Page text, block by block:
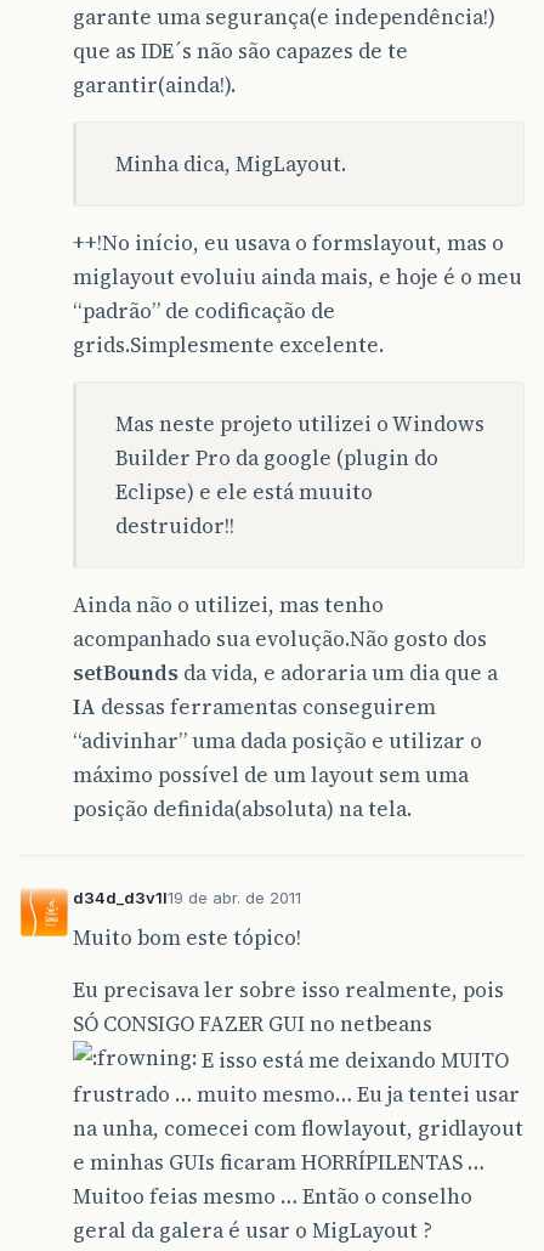
garante uma segurança(e independência!)
que as IDE´s não são capazes de te
garantir(ainda!).
Minha dica, MigLayout.
++!No início, eu usava o formslayout, mas o
miglayout evoluiu ainda mais, e hoje é o meu
“padrão” de codificação de
grids.Simplesmente excelente.
Mas neste projeto utilizei o Windows
Builder Pro da google (plugin do
Eclipse) e ele está muuito
destruidor!!
Ainda não o utilizei, mas tenho
acompanhado sua evolução.Não gosto dos
setBounds da vida, e adoraria um dia que a
IA dessas ferramentas conseguirem
“adivinhar” uma dada posição e utilizar o
máximo possível de um layout sem uma
posição definida(absoluta) na tela.
d34d_d3v1l19 de abr. de 2011
Muito bom este tópico!
Eu precisava ler sobre isso realmente, pois
SÓ CONSIGO FAZER GUI no netbeans
E isso está me deixando MUITO
frustrado … muito mesmo… Eu ja tentei usar
na unha, comecei com flowlayout, gridlayout
e minhas GUIs ficaram HORRÍPILENTAS …
Muitoo feias mesmo … Então o conselho
geral da galera é usar o MigLayout ?